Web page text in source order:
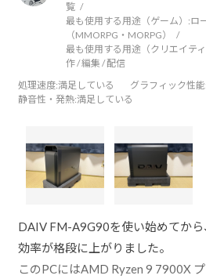
覧
最も使用する用途（ゲーム）:ロ
（MMORPG・MORPG）
最も使用する用途（クリエイテ
作 / 編集 / 配信
処理速度:満足している グラフィック性能
静音性・発熱:満足している
DAIV FM-A9G90を使い始めてか
効率が格段に上がりました。
このPCにはAMD Ryzen 9 7900X